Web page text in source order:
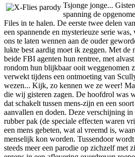
Tsjonge jonge...
spanning de
Files in te halen. De eerste twee delen
een spannende en mysterieuze serie
ons te laten wennen aan de ouder
lukte best aardig moet ik zeggen. Met de
beide FBI agenten hun rentree, met
rondom hun blijkbaar ooit weggenomen
verwekt tijdens een ontmoeting van
wezen... Kijk, zo kennen we ze weer!
die wij gisteren zagen. De hoofdrol was
dat schakelt tussen mens-zijn en een
aanvallen en doden. Deze verschijning
rubber pak (de speciale effecten waren
een mens gebeten, wat al vreemd is,
menselijk kon worden. Tussendoor
steeds meer een parodie op zichzelf met